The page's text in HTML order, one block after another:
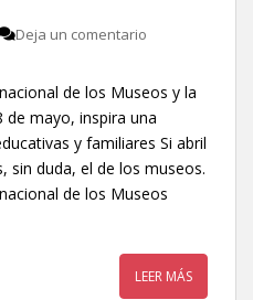
Deja un comentario
de los Museos y la
de mayo, inspira una
y familiares Si abril
sin duda, el de los museos.
de los Museos
LEER MÁS